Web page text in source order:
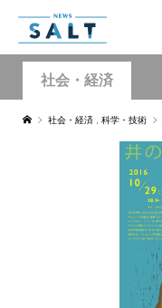
社会・経済
社会・経済 科学・技術